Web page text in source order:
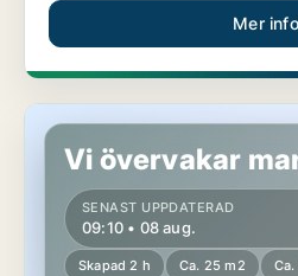
Mer info
Lägenhet i Limhamn/Bunkeflo
Vi övervakar
SENAST UPPDATERAD
09:10 • 08 aug.
Skapad 2 h Ca. 25 m2